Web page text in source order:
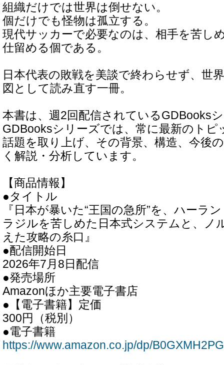
組織だけでは世界は倒せない。
個だけでも怪物は孤立する。
現代サッカーで必要なのは、相手を苦し
仕留める個である。
日本代表の敗戦を美談で終わらせず、世
図として読み直す一冊。
本書は、週2回配信されているGDBooks
GDBooksシリーズでは、常に最新のト
話題を取り上げ、その背景、構造、今後
く解説・分析しています。
【商品情報】
●タイトル
『日本が暴いた“王国の急所”を、ハー
ラジルを苦しめた日本式システムと、ノ
えた攻略の糸口』
●配信開始日
2026年7月8日配信
●発売場所
Amazonほか主要電子書店
●【電子書籍】定価
300円（税別）
●電子書籍
https://www.amazon.co.jp/dp/